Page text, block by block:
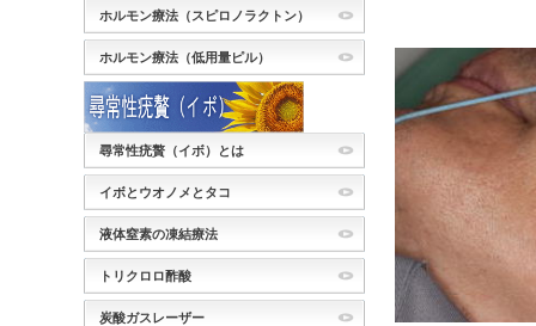
ホルモン療法（スピロノラクトン）
ホルモン療法（低用量ピル）
尋常性疣贅（イボ）とは
イボとウオノメとタコ
液体窒素の凍結療法
トリクロロ酢酸
炭酸ガスレーザー